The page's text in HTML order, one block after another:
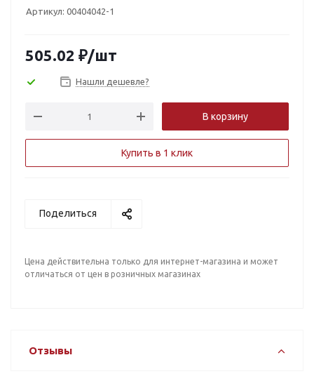
Артикул: 00404042-1
505.02 ₽/шт
Нашли дешевле?
В корзину
Купить в 1 клик
Поделиться
Цена действительна только для интернет-магазина и может
отличаться от цен в розничных магазинах
Отзывы